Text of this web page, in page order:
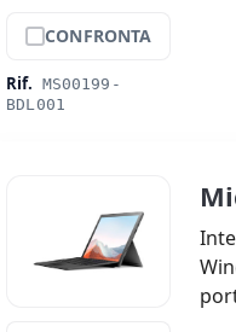
CONFRONTA
Rif. MS00199-
BDL001